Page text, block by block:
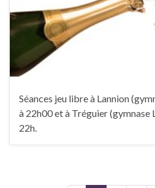
Séances jeu libre à Lannion
à 22h00 et à Tréguier (gymnase
22h.